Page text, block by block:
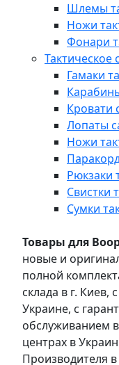
Шлемы
Ножи
Фонари
Тактическое
Гамаки
Кровати
Лопаты
Ножи
Рюкзаки
Свистки
Сумки
Товары для
новые и
полной
склада в г.
Украине, с
обслуживанием
центрах в
Производителя